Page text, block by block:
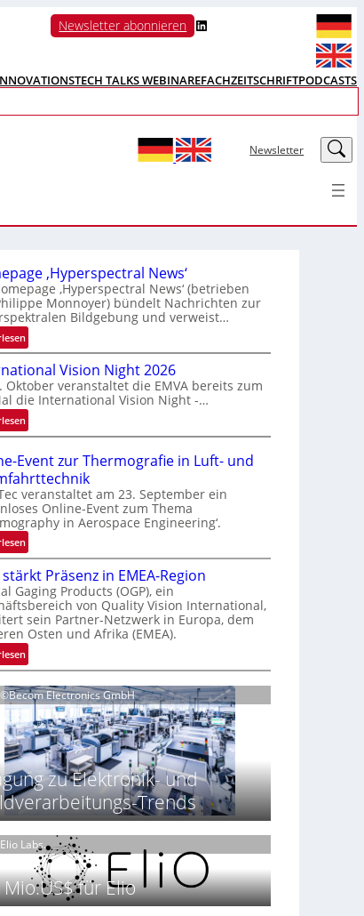
Newsletter abonnieren LinkedIn
TECH TALKS WEBINAREFACHZEITSCHRIFTPODCASTS
Newsletter LinkedIn
‚Hyperspectral News‘
‚Hyperspectral News‘ (betrieben
Monnoyer) bündelt Nachrichten zur
Bildgebung und verweist…
:
H
o
m
e
p
a
‚
H
y
p
e
r
s
p
e
c
t
r
a
l
N
e
w
s
‘
Vision Night 2026
Oktober veranstaltet die EMVA bereits zum
die International Vision Night -…
:
I
t
e
r
n
t
i
o
n
a
V
i
s
i
o
n
N
i
g
h
t
2
2
6
Event zur Thermografie in Luft- und
veranstaltet am 23. September ein
Online-Event zum Thema
in Aerospace Engineering‘.
:
O
n
l
i
n
e
-
v
n
z
u
r
T
e
m
o
stärkt Präsenz in EMEA-Region
Gaging Products (OGP), ein
von Quality Vision International,
sein Partner-Netzwerk in Europa, dem
Osten und Afrika (EMEA).
:
O
G
P
s
t
ä
r
k
t
P
r
ä
s
e
n
Electronics GmbH
zu Elektronik- und
Trends
Labs.
für Elio